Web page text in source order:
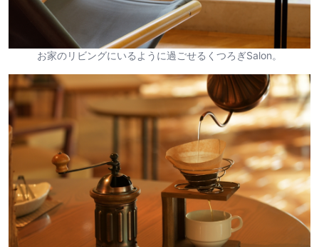
お家のリビングにいるように過ごせるくつろぎSalon。